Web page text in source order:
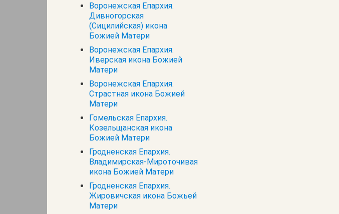
Воронежская Епархия.
Дивногорская
(Сицилийская) икона
Божией Матери
Воронежская Епархия.
Иверская икона Божией
Матери
Воронежская Епархия.
Страстная икона Божией
Матери
Гомельская Епархия.
Козельщанская икона
Божией Матери
Гродненская Епархия.
Владимирская-Мироточивая
икона Божией Матери
Гродненская Епархия.
Жировичская икона Божьей
Матери